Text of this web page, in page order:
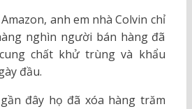
anh em nhà Colvin chỉ
nghìn người bán hàng đã
chất khử trùng và khẩu
đầu.
đây họ đã xóa hàng trăm